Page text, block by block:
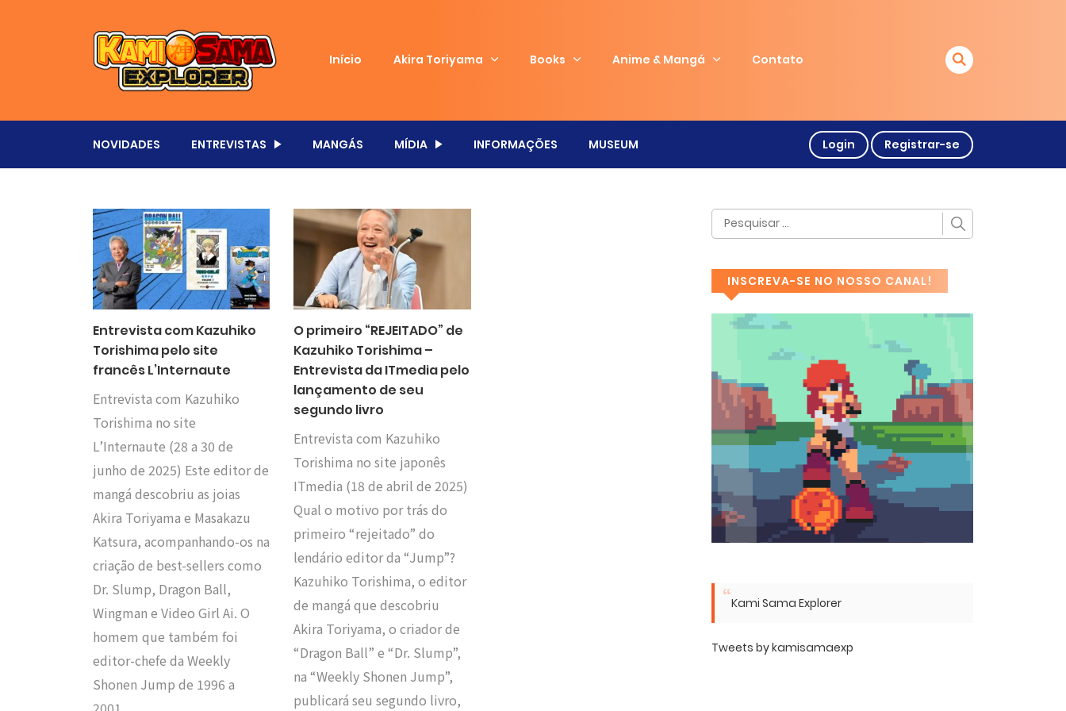
Início Akira Toriyama Books Anime & Mangá Contato
NOVIDADES ENTREVISTAS MANGÁS MÍDIA INFORMAÇÕES MUSEUM Login Registrar-se
Entrevista com Kazuhiko
Torishima pelo site
francês L’Internaute
Entrevista com Kazuhiko
Torishima no site
L’Internaute (28 a 30 de
junho de 2025) Este editor de
mangá descobriu as joias
Akira Toriyama e Masakazu
Katsura, acompanhando-os na
criação de best-sellers como
Dr. Slump, Dragon Ball,
Wingman e Video Girl Ai. O
homem que também foi
editor-chefe da Weekly
Shonen Jump de 1996 a
O primeiro “REJEITADO” de
Kazuhiko Torishima –
Entrevista da ITmedia pelo
lançamento de seu
segundo livro
Entrevista com Kazuhiko
Torishima no site japonês
ITmedia (18 de abril de 2025)
Qual o motivo por trás do
primeiro “rejeitado” do
lendário editor da “Jump”?
Kazuhiko Torishima, o editor
de mangá que descobriu
Akira Toriyama, o criador de
“Dragon Ball” e “Dr. Slump”,
na “Weekly Shonen Jump”,
publicará seu segundo livro,
INSCREVA-SE NO NOSSO CANAL!
Kami Sama Explorer
Tweets by kamisamaexp